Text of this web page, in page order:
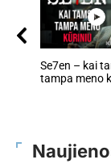
Se7en – kai
tampa meno